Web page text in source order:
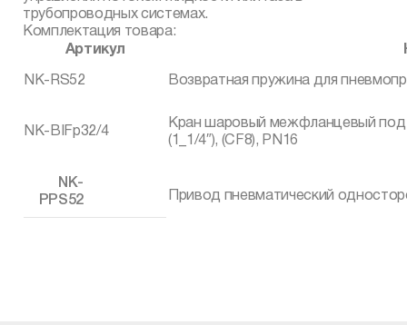
трубопроводных системах.
Комплектация товара:
Артикул
NK-RS52 Возвратная пружина для
NK-BIFp32/4
Кран шаровый межфланцевый под
(1_1/4″), (CF8), PN16
NK-
PPS52
Привод пневматический